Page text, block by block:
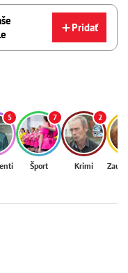
Pridať
5 7
Šport
2
Krimi